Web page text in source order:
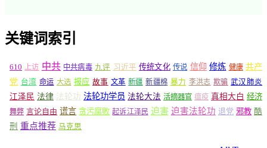
关键词索引
610 上访 中共 中共病毒 九评 习近平 传统文化 传说 信仰 修炼 健康 共产
党 台湾 命运 大选 报应 故事 文革 新疆 新疆棉 暴力 李洪志 欺骗 武汉肺炎
江泽民 法律 法轮功 法轮功学员 法轮大法 活摘器官 瘟疫 真相大白 经济
舞弊 言论自由 谎言 贪污腐败 起诉江泽民 迫害 迫害法轮功 退党 邪教 酷
刑 重点推荐 马克思